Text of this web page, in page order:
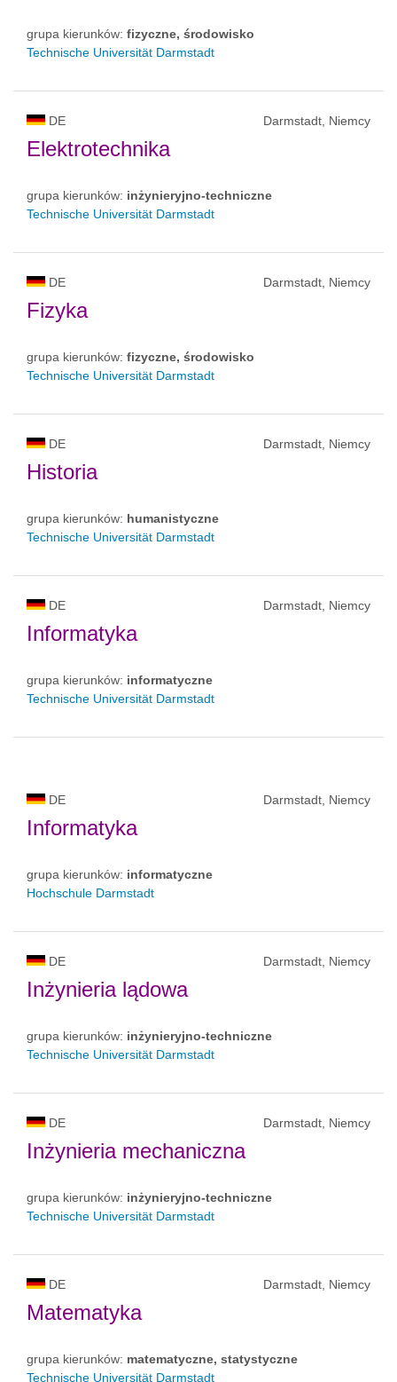
grupa kierunków: fizyczne, środowisko
Technische Universität Darmstadt
DE Darmstadt, Niemcy
Elektrotechnika
grupa kierunków: inżynieryjno-techniczne
Technische Universität Darmstadt
DE Darmstadt, Niemcy
Fizyka
grupa kierunków: fizyczne, środowisko
Technische Universität Darmstadt
DE Darmstadt, Niemcy
Historia
grupa kierunków: humanistyczne
Technische Universität Darmstadt
DE Darmstadt, Niemcy
Informatyka
grupa kierunków: informatyczne
Technische Universität Darmstadt
DE Darmstadt, Niemcy
Informatyka
grupa kierunków: informatyczne
Hochschule Darmstadt
DE Darmstadt, Niemcy
Inżynieria lądowa
grupa kierunków: inżynieryjno-techniczne
Technische Universität Darmstadt
DE Darmstadt, Niemcy
Inżynieria mechaniczna
grupa kierunków: inżynieryjno-techniczne
Technische Universität Darmstadt
DE Darmstadt, Niemcy
Matematyka
grupa kierunków: matematyczne, statystyczne
Technische Universität Darmstadt